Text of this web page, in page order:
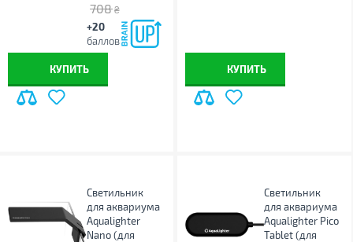
708 ₴
+20
баллов
КУПИТЬ КУПИТЬ
Светильник
для аквариума
Aqualighter
Nano (для
Светильник
для аквариума
Aqualighter Pico
Tablet (для